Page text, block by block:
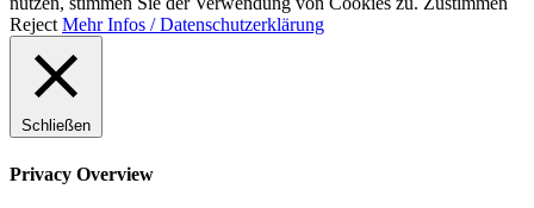
Reject Mehr Infos / Datenschutzerklärung
Schließen
Privacy Overview